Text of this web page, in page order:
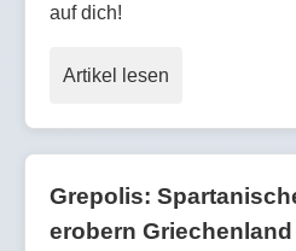
auf dich!
Artikel lesen
Grepolis:
erobern